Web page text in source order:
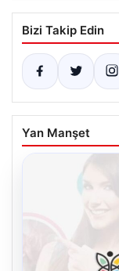
Bizi Takip Edin
Yan Manşet